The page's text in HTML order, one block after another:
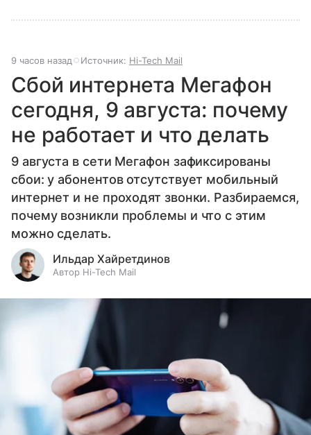
9 часов назад Источник: Hi-Tech Mail
Сбой интернета Мегафон
сегодня, 9 августа: почему
не работает и что делать
9 августа в сети Мегафон зафиксированы
сбои: у абонентов отсутствует мобильный
интернет и не проходят звонки. Разбираемся,
почему возникли проблемы и что с этим
можно сделать.
Ильдар Хайретдинов
Автор Hi-Tech Mail